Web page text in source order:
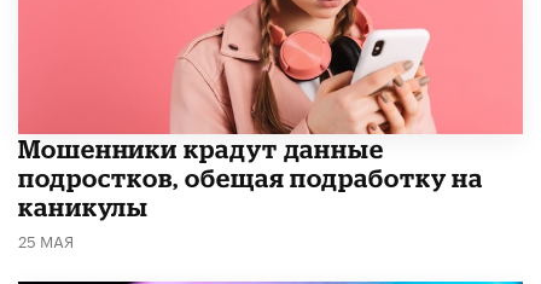
Мошенники крадут данные
подростков, обещая подработку на
каникулы
25 МАЯ